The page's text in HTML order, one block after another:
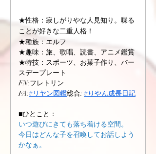
★性格：寂しがりやな人見知り。喋る
ことが好きな二重人格！
★種族：エルフ
★趣味：旅、歌唱、読書、アニメ鑑賞
★特技：スポーツ、お菓子作り、バー
スデープレート
FN:フレトリン
FA:#リヤン図鑑総合: #りやん成長日記
■ひとこと：
いつ遊びにきても落ち着ける空間。
今日はどんな子を召喚してお話しよう
かなぁ。